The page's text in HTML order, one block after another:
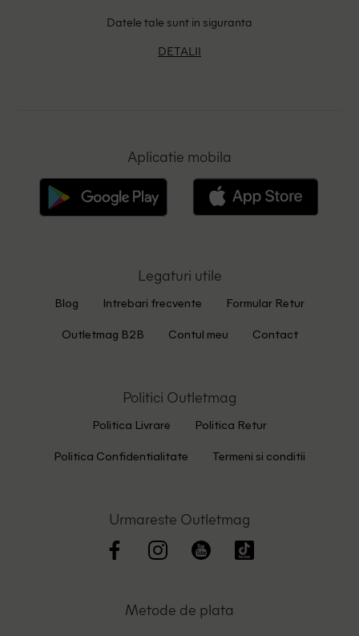
Datele tale sunt in siguranta
DETALII
Aplicatie mobila
Legaturi utile
Blog Intrebari frecvente Formular Retur
Outletmag B2B Contul meu Contact
Politici Outletmag
Politica Livrare Politica Retur
Politica Confidentialitate Termeni si conditii
Urmareste Outletmag
Metode de plata